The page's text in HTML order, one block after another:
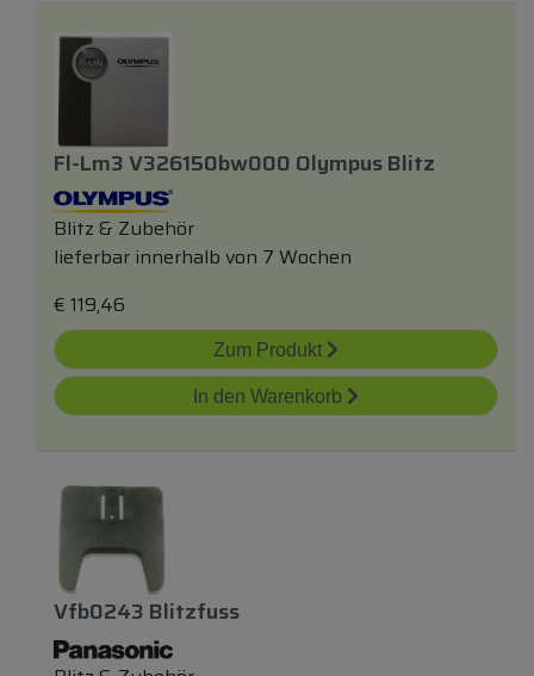
Fl-Lm3 V326150bw000 Olympus Blitz
Blitz & Zubehör
lieferbar innerhalb von 7 Wochen
€ 119,46
Zum Produkt
In den Warenkorb
Vfb0243 Blitzfuss